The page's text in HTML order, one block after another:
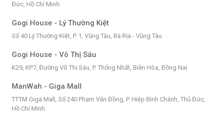
Đức, Hồ Chí Minh
Gogi House - Lý Thường Kiệt
Số 40 Lý Thường Kiệt, P. 1, Vũng Tàu, Bà Rịa - Vũng Tàu
Gogi House - Võ Thị Sáu
K29, KP7, Đường Võ Thị Sáu, P. Thống Nhất, Biên Hòa, Đồng Nai
ManWah - Giga Mall
TTTM Giga Mall, Số 240 Phạm Văn Đồng, P. Hiệp Bình Chánh, Thủ Đức,
Hồ Chí Minh